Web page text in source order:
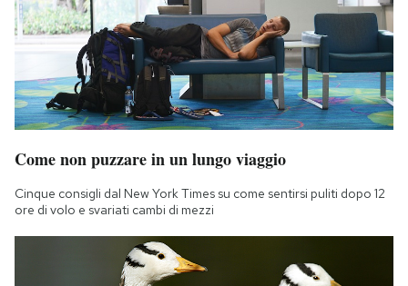
Come non puzzare in un lungo viaggio
Cinque consigli dal New York Times su come sentirsi puliti dopo 12
ore di volo e svariati cambi di mezzi